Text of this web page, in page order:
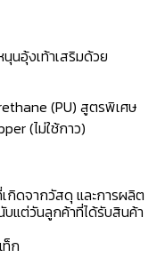
นอุ้งเท้าเสริมด้วย
(PU) สูตรพิเศษ
(ไม่ใช้กาว)
กิดจากวัสดุ และการผลิต
บแต่วันลูกค้าที่ได้รับสินค้า
ก